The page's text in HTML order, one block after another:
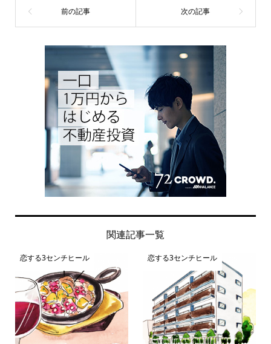
関連記事一覧
恋する3センチヒール 恋する3センチヒール